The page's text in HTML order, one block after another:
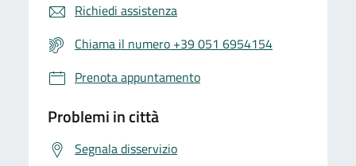
Richiedi assistenza
Chiama il numero +39 051 6954154
Prenota appuntamento
Problemi in città
Segnala disservizio